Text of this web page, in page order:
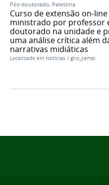
Pós-doutorado, Palestina
Curso de extensão on-line
ministrado por professor
doutorado na unidade e
uma análise crítica além
narrativas midiáticas
Localizado em Notícias / giro_campi